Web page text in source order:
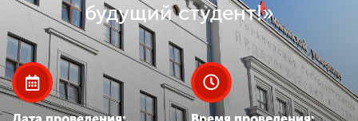
Об университете
Абитуриенту
будущий студент!»